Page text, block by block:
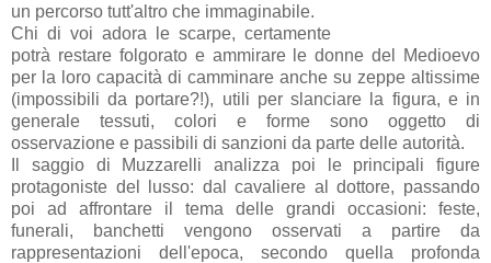
un percorso tutt'altro che immaginabile.
Chi di voi adora le scarpe, certamente
potrà restare folgorato e ammirare le donne del Medioevo
per la loro capacità di camminare anche su zeppe altissime
(impossibili da portare?!), utili per slanciare la figura, e in
generale tessuti, colori e forme sono oggetto di
osservazione e passibili di sanzioni da parte delle autorità.
Il saggio di Muzzarelli analizza poi le principali figure
protagoniste del lusso: dal cavaliere al dottore, passando
poi ad affrontare il tema delle grandi occasioni: feste,
funerali, banchetti vengono osservati a partire da
rappresentazioni dell'epoca, secondo quella profonda